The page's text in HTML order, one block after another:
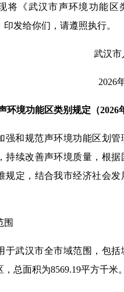
将《武汉市声环境功能区
印发给你们，请遵照执行。
武汉市
2026
环境功能区类别规定（2026
强和规范声环境功能区划管
持续改善声环境质量，根据
规定，结合我市经济社会发
围
于武汉市全市域范围，包括
总面积为8569.19平方千米。